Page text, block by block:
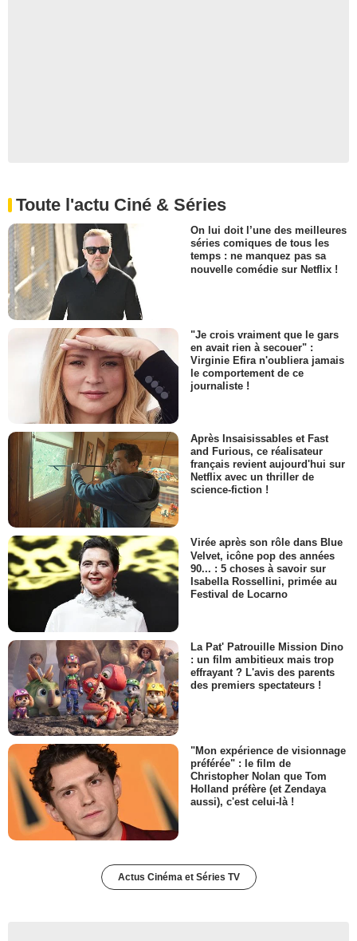
Toute l'actu Ciné & Séries
On lui doit l’une des meilleures
séries comiques de tous les
temps : ne manquez pas sa
nouvelle comédie sur Netflix !
"Je crois vraiment que le gars
en avait rien à secouer" :
Virginie Efira n'oubliera jamais
le comportement de ce
journaliste !
Après Insaisissables et Fast
and Furious, ce réalisateur
français revient aujourd'hui sur
Netflix avec un thriller de
science-fiction !
Virée après son rôle dans Blue
Velvet, icône pop des années
90... : 5 choses à savoir sur
Isabella Rossellini, primée au
Festival de Locarno
La Pat' Patrouille Mission Dino
: un film ambitieux mais trop
effrayant ? L'avis des parents
des premiers spectateurs !
"Mon expérience de visionnage
préférée" : le film de
Christopher Nolan que Tom
Holland préfère (et Zendaya
aussi), c'est celui-là !
Actus Cinéma et Séries TV